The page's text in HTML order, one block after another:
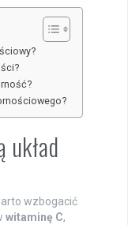
wzbogacić
witaminę C,